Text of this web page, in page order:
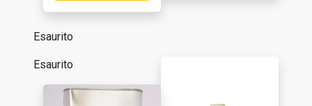
Esaurito
Esaurito